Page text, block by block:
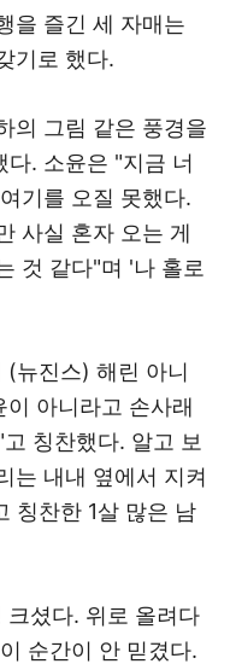
을 즐긴 세 자매는
기로 했다.
의 그림 같은 풍경을
. 소윤은 "지금 너
기를 오질 못했다.
사실 혼자 오는 게
것 같다"며 '나 홀로
(뉴진스) 해린 아니
아니라고 손사래
칭찬했다. 알고 보
는 내내 옆에서 지켜
칭찬한 1살 많은 남
셨다. 위로 올려다
순간이 안 믿겼다.